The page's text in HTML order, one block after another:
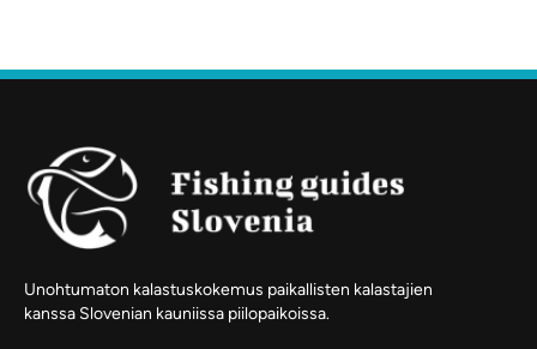
Unohtumaton kalastuskokemus paikallisten kalastajien
kanssa Slovenian kauniissa piilopaikoissa.